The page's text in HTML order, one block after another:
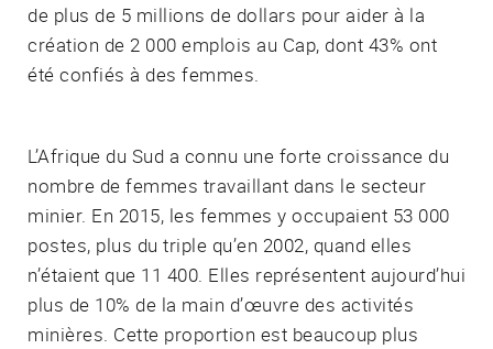
de plus de 5 millions de dollars pour aider à la
création de 2 000 emplois au Cap, dont 43% ont
été confiés à des femmes.
L’Afrique du Sud a connu une forte croissance du
nombre de femmes travaillant dans le secteur
minier. En 2015, les femmes y occupaient 53 000
postes, plus du triple qu’en 2002, quand elles
n’étaient que 11 400. Elles représentent aujourd’hui
plus de 10% de la main d’œuvre des activités
minières. Cette proportion est beaucoup plus